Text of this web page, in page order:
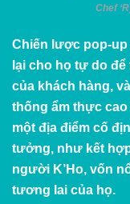
Chef
Chiến lược pop-up
lại cho họ tự do
của khách hàng,
thống ẩm thực
một địa điểm cố
tưởng, như kết
người K’Ho, vốn
tương lai của họ.